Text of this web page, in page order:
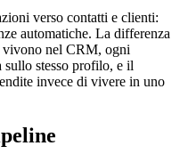
verso contatti e clienti:
automatiche. La differenza
vivono nel CRM, ogni
sullo stesso profilo, e il
invece di vivere in uno